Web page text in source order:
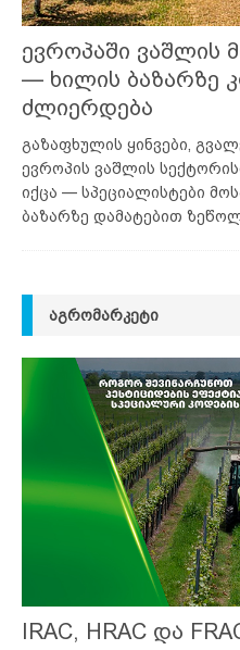
ევროპაში ვაშლის
— ხილის ბაზარზე
ძლიერდება
გაზაფხულის ყინვები,
ევროპის ვაშლის
იქცა — სპეციალისტები
ბაზარზე დამატებით
ᲐᲒᲠᲝᲛᲐᲠᲙᲔᲢᲘ
IRAC, HRAC და